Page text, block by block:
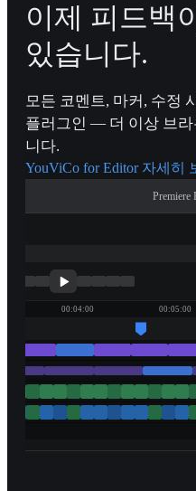
이제 피드백
있습니다.
모든 코멘트, 마커, 수정
플러그인 — 더 이상 브
니다.
YouViCo for Editor 자세히
Premiere
00:04:00 00:05:00